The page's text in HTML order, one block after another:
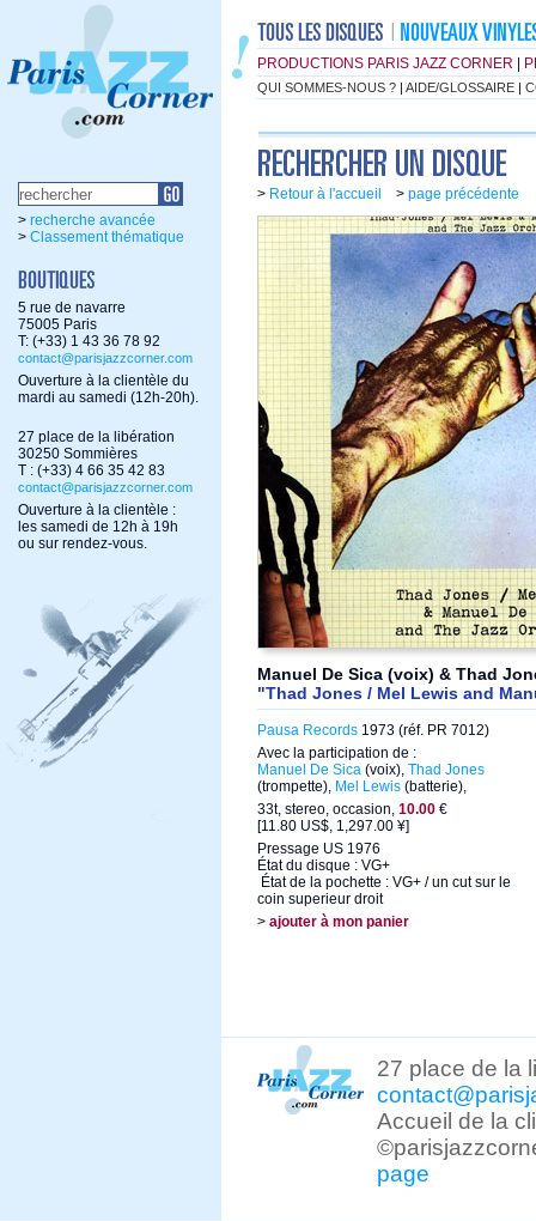
PRODUCTIONS PARIS JAZZ CORNER
QUI SOMMES-NOUS ? | AIDE/GLOSSAIRE |
> recherche avancée
> Classement thématique
5 rue de navarre
75005 Paris
T: (+33) 1 43 36 78 92
contact@parisjazzcorner.com
Ouverture à la clientèle du
mardi au samedi (12h-20h).
27 place de la libération
30250 Sommières
T : (+33) 4 66 35 42 83
contact@parisjazzcorner.com
Ouverture à la clientèle :
les samedi de 12h à 19h
ou sur rendez-vous.
> Retour à l'accueil > page précédente
Manuel De Sica (voix) & Thad
"Thad Jones / Mel Lewis and
Pausa Records 1973 (réf. PR 7012)
Avec la participation de :
Manuel De Sica (voix), Thad Jones
(trompette), Mel Lewis (batterie),
33t, stereo, occasion, 10.00 €
[11.80 US$, 1,297.00 ¥]
Pressage US 1976
État du disque : VG+
État de la pochette : VG+ / un cut sur le
coin superieur droit
> ajouter à mon panier
27 place de la
Accueil de la
page